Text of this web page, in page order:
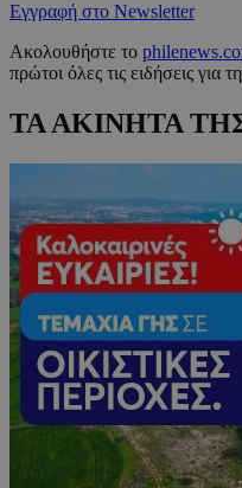
Εγγραφή στο Newsletter
Ακολουθήστε το
πρώτοι όλες τις ειδήσεις για
ΤΑ ΑΚΙΝΗΤΑ